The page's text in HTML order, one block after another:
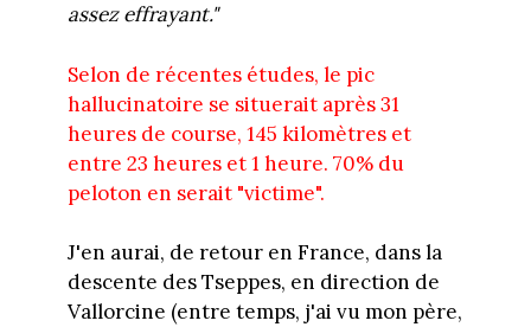
assez effrayant."
Selon de récentes études, le pic
hallucinatoire se situerait après 31
heures de course, 145 kilomètres et
entre 23 heures et 1 heure. 70% du
peloton en serait "victime".
J'en aurai, de retour en France, dans la
descente des Tseppes, en direction de
Vallorcine (entre temps, j'ai vu mon père,